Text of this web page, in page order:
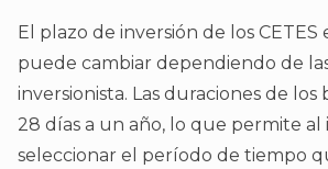
El plazo de inversión de los CETES
puede cambiar dependiendo de
inversionista. Las duraciones de los
28 días a un año, lo que permite al
seleccionar el período de tiempo